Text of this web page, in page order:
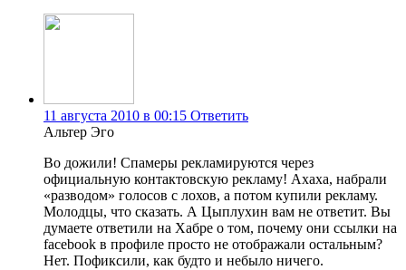
11 августа 2010 в 00:15 Ответить
Альтер Эго
Во дожили! Спамеры рекламируются через
официальную контактовскую рекламу! Ахаха, набрали
«разводом» голосов с лохов, а потом купили рекламу.
Молодцы, что сказать. А Цыплухин вам не ответит. Вы
думаете ответили на Хабре о том, почему они ссылки на
facebook в профиле просто не отображали остальным?
Нет. Пофиксили, как будто и небыло ничего.